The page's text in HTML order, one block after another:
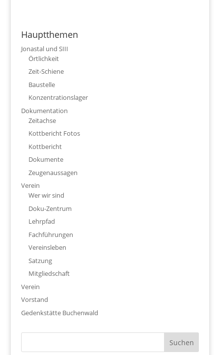
Hauptthemen
Jonastal und SIII
Örtlichkeit
Zeit-Schiene
Baustelle
Konzentrationslager
Dokumentation
Zeitachse
Kottbericht Fotos
Kottbericht
Dokumente
Zeugenaussagen
Verein
Wer wir sind
Doku-Zentrum
Lehrpfad
Fachführungen
Vereinsleben
Satzung
Mitgliedschaft
Verein
Vorstand
Gedenkstätte Buchenwald